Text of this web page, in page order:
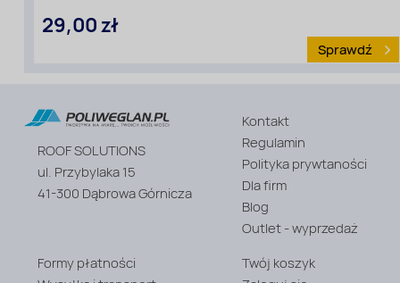
29,00 zł
Sprawdź
Rodzaj
materiału
Podkładki
do
płyt
profilowanych
ROOF SOLUTIONS
ul. Przybylaka 15
41-300 Dąbrowa Górnicza
Kontakt
Regulamin
Polityka prywtaności
Dla firm
Blog
Outlet - wyprzedaż
Formy płatności
Twój koszyk